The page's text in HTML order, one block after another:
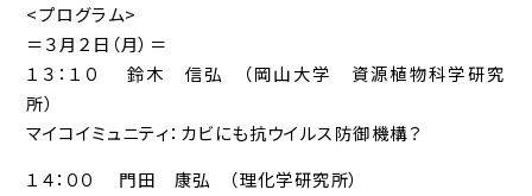
<プログラム>
＝３月２日（月）＝
１３：１０ 鈴木 信弘 （岡山大学 資源植物科学研究
所）
マイコイミュニティ：カビにも抗ウイルス防御機構？
１４：００ 門田 康弘 （理化学研究所）